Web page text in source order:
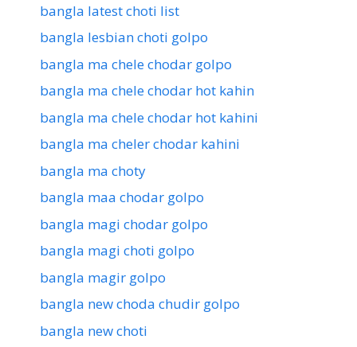
bangla latest choti list
bangla lesbian choti golpo
bangla ma chele chodar golpo
bangla ma chele chodar hot kahin
bangla ma chele chodar hot kahini
bangla ma cheler chodar kahini
bangla ma choty
bangla maa chodar golpo
bangla magi chodar golpo
bangla magi choti golpo
bangla magir golpo
bangla new choda chudir golpo
bangla new choti